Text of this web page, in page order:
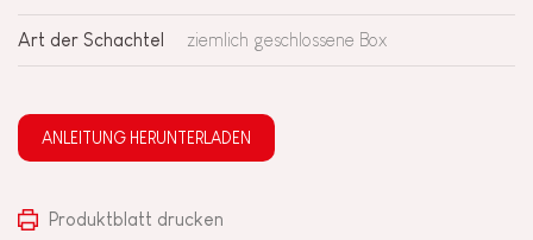
Art der Schachtel ziemlich geschlossene Box
ANLEITUNG HERUNTERLADEN
Produktblatt drucken